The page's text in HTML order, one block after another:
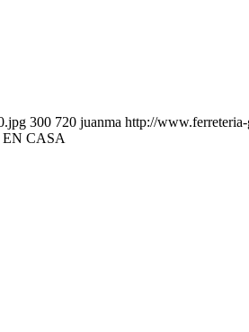
300 720 juanma http://
CASA